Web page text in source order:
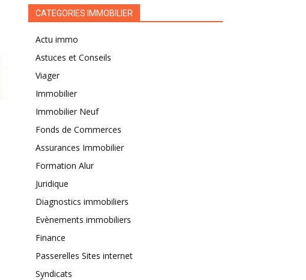
CATEGORIES IMMOBILIER
Actu immo
Astuces et Conseils
Viager
Immobilier
Immobilier Neuf
Fonds de Commerces
Assurances Immobilier
Formation Alur
Juridique
Diagnostics immobiliers
Evènements immobiliers
Finance
Passerelles Sites internet
Syndicats